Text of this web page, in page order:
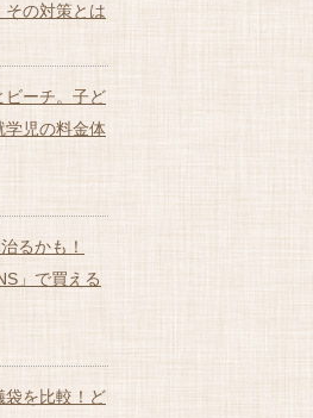
その対策とは
ビーチ。子ど
学児の料金体
るかも！
」で買える
袋を比較！ど